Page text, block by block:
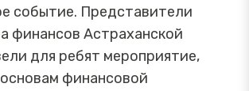
событие. Представители
финансов Астраханской
для ребят мероприятие,
финансовой